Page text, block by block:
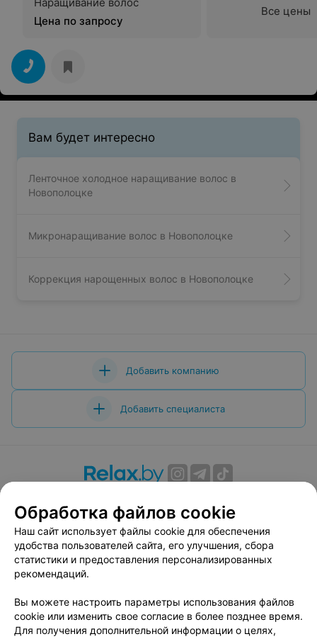
Цена по запросу
Все цены
Вам будет интересно
Ленточное холодное наращивание волос в
Новополоцке
Микронаращивание волос в Новополоцке
Коррекция нарощенных волос в Новополоцке
Добавить компанию
Добавить специалиста
Вакансии
Публичный договор
Способы оплаты
Публичный договор по использованию сервиса
«Афиша»
Пользовательское соглашение
Связаться по вопросам сотрудничества
Написать руководителю relax.by
Обработка файлов cookie
Наш сайт использует файлы cookie для обеспечения
удобства пользователей сайта, его улучшения, сбора
статистики и предоставления персонализированных
рекомендаций.
Вы можете настроить параметры использования файлов
cookie или изменить свое согласие в более позднее время.
Для получения дополнительной информации о целях,